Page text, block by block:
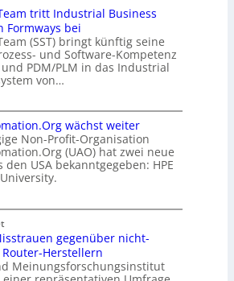
tritt Industrial Business
Formways bei
(SST) bringt künftig seine
und Software-Kompetenz
PDM/PLM in das Industrial
von…
wächst weiter
Non-Profit-Organisation
(UAO) hat zwei neue
USA bekanntgegeben: HPE
gegenüber nicht-
Herstellern
Meinungsforschungsinstitut